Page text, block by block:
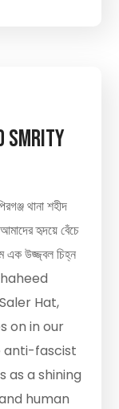
Smrity
থানা শহীদ
হৃদয়ে বেঁচে
এক উজ্জ্বল চিহ্ন
Shaheed
Hat,
on in our
anti-fascist
as a shining
human